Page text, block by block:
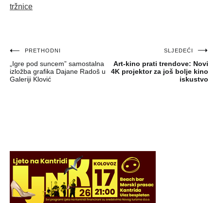
tržnice
Navigacija
objava
PRETHODNI
„Igre pod suncem” samostalna
izložba grafika Dajane Radoš u
Galeriji Klović
SLJEDEĆI
Art-kino prati trendove: Novi
4K projektor za još bolje kino
iskustvo